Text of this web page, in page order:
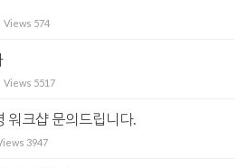
Views 574
Views 5517
워크샵 문의드립니다.
3947